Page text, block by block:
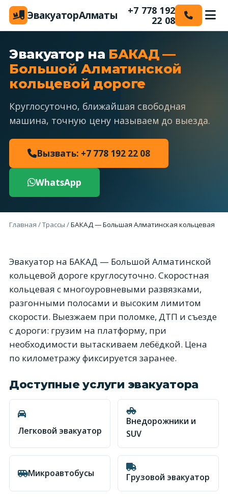
ЭвакуаторАлматы
+7 778 192
22 08
Эвакуатор на БАКАД —
Большой Алматинской
кольцевой дороге
Круглосуточно, ближайшая свободная
машина, точную цену называем до выезда.
Вызвать: +7 778 192 22 08
WhatsApp
Главная /Трассы /БАКАД — Большая Алматинская кольцевая
Эвакуатор на БАКАД — Большой Алматинской
кольцевой дороге круглосуточно. Скоростная
кольцевая с многоуровневыми развязками,
разгонными полосами и высоким лимитом
скорости. Выезжаем при поломке, ДТП и съезде
с дороги: грузим на платформу, при
необходимости вытаскиваем лебёдкой. Цена
по километражу фиксируется заранее.
Доступные услуги эвакуатора
Легковой эвакуатор
Внедорожники и
SUV
Микроавтобусы Грузовой эвакуатор